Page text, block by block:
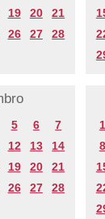
19 20
21
26 27
28
5 6
7
12 13
14
19 20
21
26 27
28
1
8